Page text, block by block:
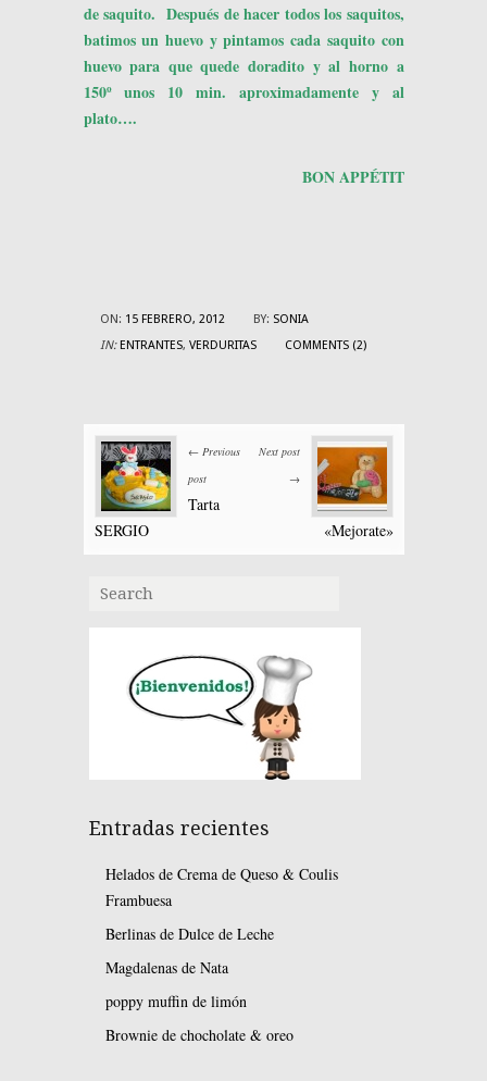
de saquito. Después de hacer todos los saquitos,
batimos un huevo y pintamos cada saquito con
huevo para que quede doradito y al horno a
150º unos 10 min. aproximadamente y al
plato….
BON APPÉTIT
ON: 15 FEBRERO, 2012 BY: SONIA
IN: ENTRANTES, VERDURITAS COMMENTS (2)
← Previous
post
Tarta
SERGIO
Next post
→
«Mejorate»
Entradas recientes
Helados de Crema de Queso & Coulis
Frambuesa
Berlinas de Dulce de Leche
Magdalenas de Nata
poppy muffin de limón
Brownie de chocholate & oreo